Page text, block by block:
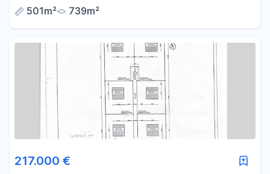
501m²
739m²
217.000 €